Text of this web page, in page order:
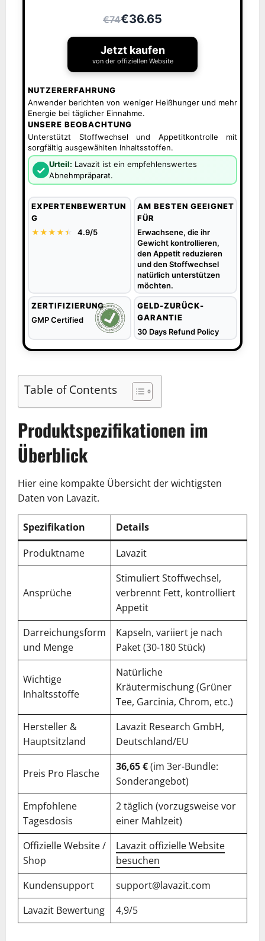
€74€36.65
Jetzt kaufen
von der offiziellen Website
NUTZERERFAHRUNG
Anwender berichten von weniger Heißhunger und mehr
Energie bei täglicher Einnahme.
UNSERE BEOBACHTUNG
Unterstützt Stoffwechsel und Appetitkontrolle mit
sorgfältig ausgewählten Inhaltsstoffen.
✓ Urteil: Lavazit ist ein empfehlenswertes
Abnehmpräparat.
EXPERTENBEWERTUN
G
★★★★★
★ 4.9/5
AM BESTEN GEEIGNET
FÜR
Erwachsene, die ihr
Gewicht kontrollieren,
den Appetit reduzieren
und den Stoffwechsel
natürlich unterstützen
möchten.
ZERTIFIZIERUNG
GMP Certified
GELD-ZURÜCK-
GARANTIE
30 Days Refund Policy
Table of Contents
Produktspezifikationen im
Überblick
Hier eine kompakte Übersicht der wichtigsten
Daten von Lavazit.
Spezifikation
Details
Produktname
Lavazit
Ansprüche
Stimuliert Stoffwechsel,
verbrennt Fett, kontrolliert
Appetit
Darreichungsform
und Menge
Kapseln, variiert je nach
Paket (30-180 Stück)
Wichtige
Inhaltsstoffe
Natürliche
Kräutermischung (Grüner
Tee, Garcinia, Chrom, etc.)
Hersteller &
Hauptsitzland
Lavazit Research GmbH,
Deutschland/EU
Preis Pro Flasche
36,65 €(im 3er-Bundle:
Sonderangebot)
Empfohlene
Tagesdosis
2 täglich (vorzugsweise vor
einer Mahlzeit)
Offizielle Website /
Shop
Lavazit offizielle Website
besuchen
Kundensupport
support@lavazit.com
Lavazit Bewertung
4,9/5